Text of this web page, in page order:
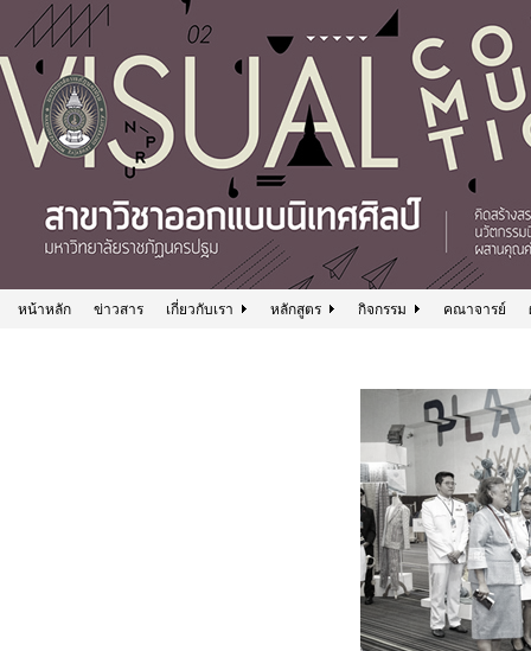
หน้าหลัก ข่าวสาร เกี่ยวกับเรา หลักสูตร กิจกรรม คณาจารย์